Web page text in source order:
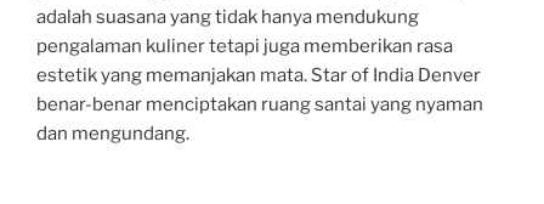
adalah suasana yang tidak hanya mendukung
pengalaman kuliner tetapi juga memberikan rasa
estetik yang memanjakan mata. Star of India Denver
benar-benar menciptakan ruang santai yang nyaman
dan mengundang.